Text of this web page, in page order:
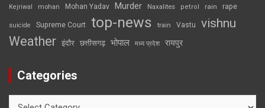
Kejriwal mohan Mohan Yadav Murder Naxalites petrol rain rape
suicide Supreme Court top-news train Vastu vishnu
Weather इंदौर छत्तीसगढ़ भोपाल मध्य प्रदेश रायपुर
Categories